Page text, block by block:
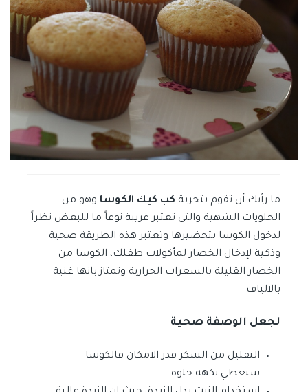
ما رأيك أن تقوم بتجربة كب كيك الكوسا وهو من
الحلويات الشهية والتي تعتبر غريبة نوعاً ما للبعض نظراً
لدخول الكوسا بتحضيرها وتعتبر هذه الطريقة صحية
وذكية لإدخال الخصار لمأكولات طفلك، الكوسا من
الخضار القليلة بالسعرات الحرارية وتمتاز بانها غنية
بالالياف
لجعل الوصفة صحية
التقليل من السكر قدر الامكان فالكوسا
ستعطي نكهة حلوة